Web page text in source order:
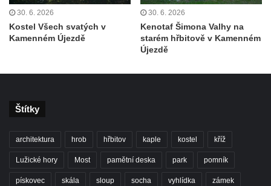
Knížecím
Školní kříž u polní cesty nad Lipovou ulicí v
Rychnově u Jablonce nad Nisou
Rychnově u Jablonce nad Nisou
Misijní kříž na kostele svatého Václava v
Rychnově u Jablonce nad Nisou
Kříž u domu čp. 23 v Pulečném
30. 6. 2026
Kostel Všech svatých v
Kamenném Újezdě
30. 6. 2026
Kenotaf Šimona Valhy na
starém hřbitově v Kamenném
Újezdě
Štítky
architektura hrob hřbitov kaple kostel kříž
Lužické hory Most pamětní deska park pomník
pískovec skála sloup socha vyhlídka zámek